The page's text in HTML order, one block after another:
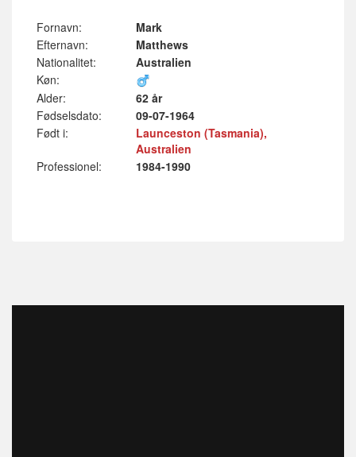
Fornavn:
Mark
Efternavn:
Matthews
Nationalitet:
Australien
Køn:
Alder:
62 år
Fødselsdato:
09-07-1964
Født i:
Launceston (Tasmania),
Australien
Professionel:
1984-1990